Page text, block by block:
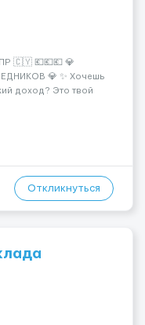
🇨🇾 💶💶💶 💎
💎 ✨ Хочешь
доход? Это твой
поток
Откликнуться